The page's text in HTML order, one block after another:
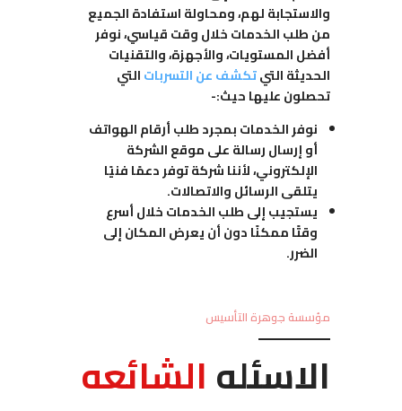
والاستجابة لهم، ومحاولة استفادة الجميع
من طلب الخدمات خلال وقت قياسي، نوفر
أفضل المستويات، والأجهزة، والتقنيات
الحديثة التيتكشف عن التسرباتالتي
تحصلون عليها حيث:-
نوفر الخدمات بمجرد طلب أرقام الهواتف
أو إرسال رسالة على موقع الشركة
الإلكتروني، لأننا شركة توفر دعمًا فنيًا
يتلقى الرسائل والاتصالات.
يستجيب إلى طلب الخدمات خلال أسرع
وقتًا ممكنًا دون أن يعرض المكان إلى
الضرر.
مؤسسة جوهرة التأسيس
الاسئلهالشائعه